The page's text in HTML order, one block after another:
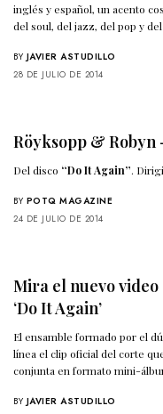
inglés y español, un acento
del soul, del jazz, del pop y
BY JAVIER ASTUDILLO
28 DE JULIO DE 2014
Röyksopp & Robyn
Del disco “Do It Again”.
BY POTQ MAGAZINE
24 DE JULIO DE 2014
Mira el nuevo video
‘Do It Again’
El ensamble formado por el
línea el clip oficial del corte
conjunta en formato mini-
BY JAVIER ASTUDILLO